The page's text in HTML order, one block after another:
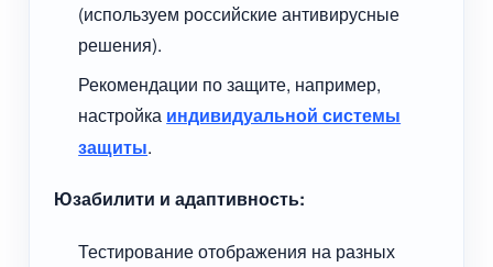
(используем российские антивирусные
решения).
Рекомендации по защите, например,
настройка индивидуальной системы
защиты.
Юзабилити и адаптивность:
Тестирование отображения на разных